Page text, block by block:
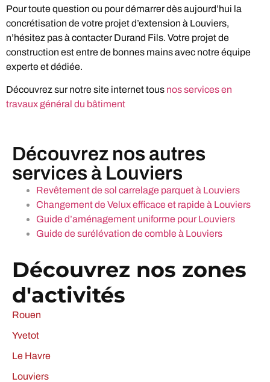
Pour toute question ou pour démarrer dès aujourd’hui la
concrétisation de votre projet d’extension à Louviers,
n’hésitez pas à contacter Durand Fils. Votre projet de
construction est entre de bonnes mains avec notre équipe
experte et dédiée.
Découvrez sur notre site internet tous nos services en
travaux général du bâtiment
Découvrez nos autres
services à Louviers
Revêtement de sol carrelage parquet à Louviers
Changement de Velux efficace et rapide à Louviers
Guide d’aménagement uniforme pour Louviers
Guide de surélévation de comble à Louviers
Découvrez nos zones
d'activités
Rouen
Yvetot
Le Havre
Louviers